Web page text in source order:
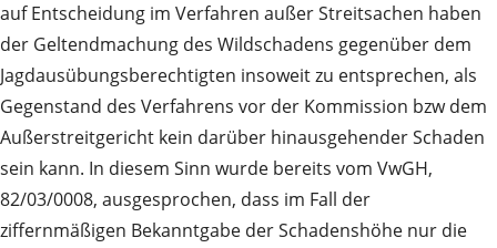
auf Entscheidung im Verfahren außer Streitsachen haben
der Geltendmachung des Wildschadens gegenüber dem
Jagdausübungsberechtigten insoweit zu entsprechen, als
Gegenstand des Verfahrens vor der Kommission bzw dem
Außerstreitgericht kein darüber hinausgehender Schaden
sein kann. In diesem Sinn wurde bereits vom VwGH,
82/03/0008, ausgesprochen, dass im Fall der
ziffernmäßigen Bekanntgabe der Schadenshöhe nur die